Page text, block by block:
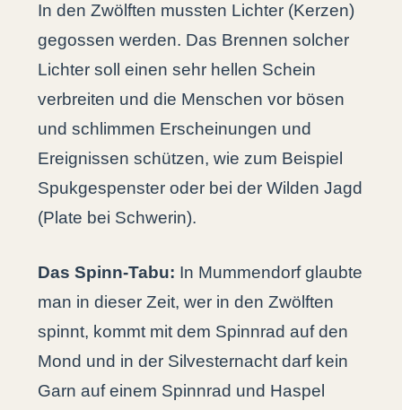
In den Zwölften mussten Lichter (Kerzen)
gegossen werden. Das Brennen solcher
Lichter soll einen sehr hellen Schein
verbreiten und die Menschen vor bösen
und schlimmen Erscheinungen und
Ereignissen schützen, wie zum Beispiel
Spukgespenster oder bei der Wilden Jagd
(Plate bei Schwerin).
Das Spinn-Tabu: In Mummendorf glaubte
man in dieser Zeit, wer in den Zwölften
spinnt, kommt mit dem Spinnrad auf den
Mond und in der Silvesternacht darf kein
Garn auf einem Spinnrad und Haspel